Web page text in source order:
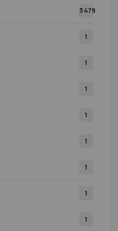
3 479
1
1
1
1
1
1
1
1